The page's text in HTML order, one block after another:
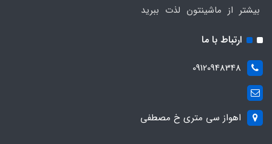
بیشتر از ماشینتون لذت ببرید
ارتباط با ما
09120948348
اهواز سی متری خ مصطفی